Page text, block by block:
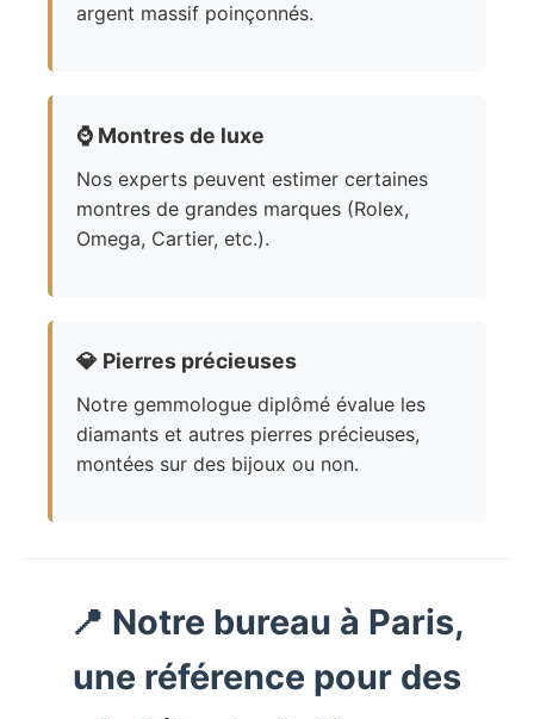
argent massif poinçonnés.
⌚ Montres de luxe
Nos experts peuvent estimer certaines
montres de grandes marques (Rolex,
Omega, Cartier, etc.).
💎 Pierres précieuses
Notre gemmologue diplômé évalue les
diamants et autres pierres précieuses,
montées sur des bijoux ou non.
📍 Notre bureau à Paris,
une référence pour des